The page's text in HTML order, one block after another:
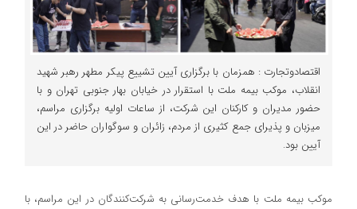
اقتصادوتجارت : همزمان با برگزاری آیین تشییع پیکر مطهر رهبر شهید
انقلاب، موکب بیمه ملت با استقرار در خیابان بهار جنوبی تهران و با
حضور مدیران و کارکنان این شرکت، از ساعات اولیه برگزاری مراسم،
میزبان و پذیرای جمع کثیری از مردم، زائران و سوگواران حاضر در این
آیین بود.
موکب بیمه ملت با هدف خدمت‌رسانی به شرکت‌کنندگان در این مراسم، با